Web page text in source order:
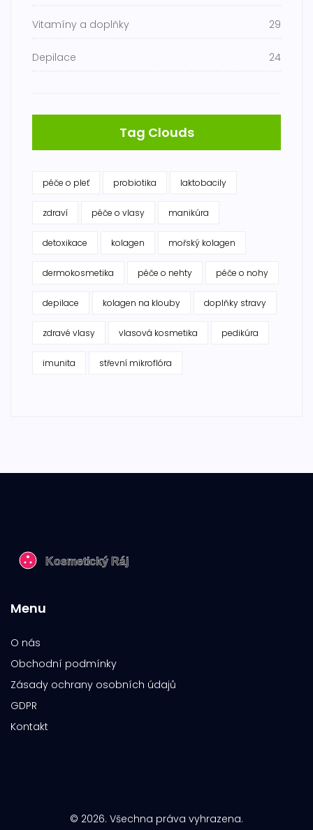
Vitamíny a doplňky 29
Depilace 24
Tag Clouds
péče o pleť probiotika laktobacily
zdraví péče o vlasy manikúra
detoxikace kolagen mořský kolagen
dermokosmetika péče o nehty péče o nohy
depilace kolagen na klouby doplňky stravy
zdravé vlasy vlasová kosmetika pedikúra
imunita střevní mikroflóra
Menu
O nás
Obchodní podmínky
Zásady ochrany osobních údajů
GDPR
Kontakt
© 2026. Všechna práva vyhrazena.